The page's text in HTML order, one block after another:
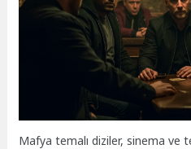
Mafya temalı diziler, sinema ve